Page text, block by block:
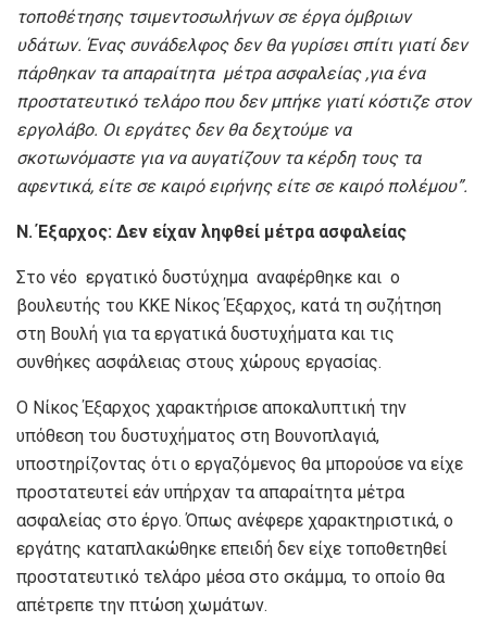
τοποθέτησης τσιμεντοσωλήνων σε έργα όμβριων
υδάτων. Ένας συνάδελφος δεν θα γυρίσει σπίτι γιατί δεν
πάρθηκαν τα απαραίτητα μέτρα ασφαλείας ,για ένα
προστατευτικό τελάρο που δεν μπήκε γιατί κόστιζε στον
εργολάβο. Οι εργάτες δεν θα δεχτούμε να
σκοτωνόμαστε για να αυγατίζουν τα κέρδη τους τα
αφεντικά, είτε σε καιρό ειρήνης είτε σε καιρό πολέμου”.
Ν. Έξαρχος: Δεν είχαν ληφθεί μέτρα ασφαλείας
Στο νέο εργατικό δυστύχημα αναφέρθηκε και ο
βουλευτής του ΚΚΕ Νίκος Έξαρχος, κατά τη συζήτηση
στη Βουλή για τα εργατικά δυστυχήματα και τις
συνθήκες ασφάλειας στους χώρους εργασίας.
Ο Νίκος Έξαρχος χαρακτήρισε αποκαλυπτική την
υπόθεση του δυστυχήματος στη Βουνοπλαγιά,
υποστηρίζοντας ότι ο εργαζόμενος θα μπορούσε να είχε
προστατευτεί εάν υπήρχαν τα απαραίτητα μέτρα
ασφαλείας στο έργο. Όπως ανέφερε χαρακτηριστικά, ο
εργάτης καταπλακώθηκε επειδή δεν είχε τοποθετηθεί
προστατευτικό τελάρο μέσα στο σκάμμα, το οποίο θα
απέτρεπε την πτώση χωμάτων.